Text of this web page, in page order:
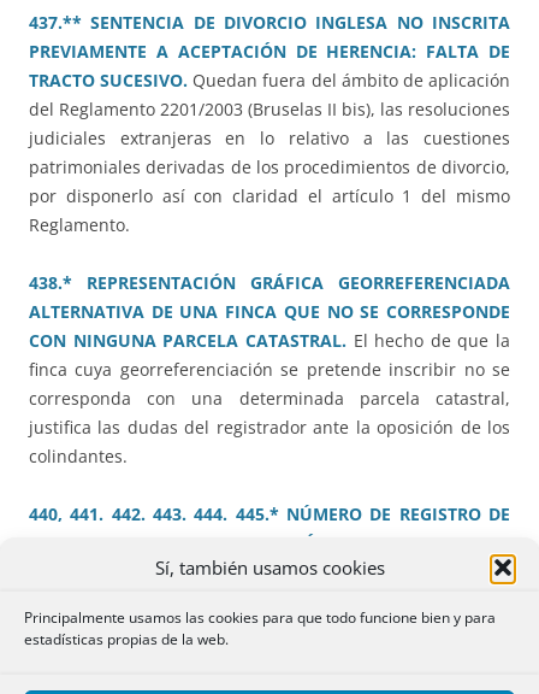
Sí, también usamos cookies
Principalmente usamos las cookies para que todo funcione bien y para
estadísticas propias de la web.
437.** SENTENCIA DE DIVORCIO INGLESA NO INSCRITA
PREVIAMENTE A ACEPTACIÓN DE HERENCIA: FALTA DE
TRACTO SUCESIVO. Quedan fuera del ámbito de aplicación
del Reglamento 2201/2003 (Bruselas II bis), las resoluciones
judiciales extranjeras en lo relativo a las cuestiones
patrimoniales derivadas de los procedimientos de divorcio,
por disponerlo así con claridad el artículo 1 del mismo
Reglamento.
438.* REPRESENTACIÓN GRÁFICA GEORREFERENCIADA
ALTERNATIVA DE UNA FINCA QUE NO SE CORRESPONDE
CON NINGUNA PARCELA CATASTRAL.El hecho de que la
finca cuya georreferenciación se pretende inscribir no se
corresponda con una determinada parcela catastral,
justifica las dudas del registrador ante la oposición de los
colindantes.
440, 441. 442. 443. 444. 445.* NÚMERO DE REGISTRO DE
ALQUILER DE CORTA DURACIÓN EN EDIFICIO CON
ESTATUTOS PROHIBITIVOS .La limitación estatutaria de no
ninguna clase incluye el alquiler turístico.
446.* NUMERO DE REGISTRO DE ALQUILER DE CORTA